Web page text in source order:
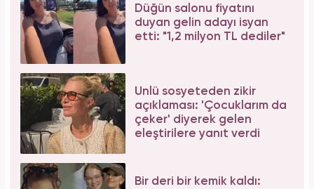
Düğün salonu fiyatını
duyan gelin adayı isyan
etti: "1,2 milyon TL dediler"
Ünlü sosyeteden zikir
açıklaması: 'Çocuklarım da
çeker' diyerek gelen
eleştirilere yanıt verdi
Bir deri bir kemik kaldı: